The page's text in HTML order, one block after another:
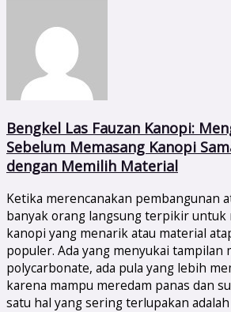
Bengkel Las Fauzan Kanopi:
Sebelum Memasang Kanopi
dengan Memilih Material
Ketika merencanakan pembangunan
banyak orang langsung terpikir untuk
kanopi yang menarik atau material
populer. Ada yang menyukai tampilan
polycarbonate, ada pula yang lebih
karena mampu meredam panas dan
satu hal yang sering terlupakan adalah